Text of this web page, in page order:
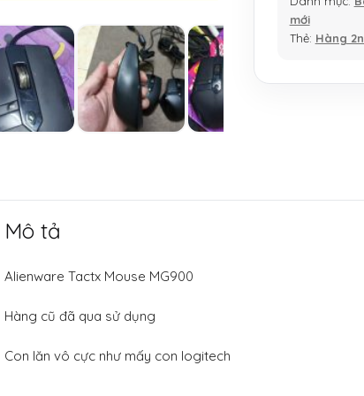
mới
Thẻ: Hàng
Mô tả
Alienware Tactx Mouse MG900
Hàng cũ đã qua sử dụng
Con lăn vô cực như mấy con logitech